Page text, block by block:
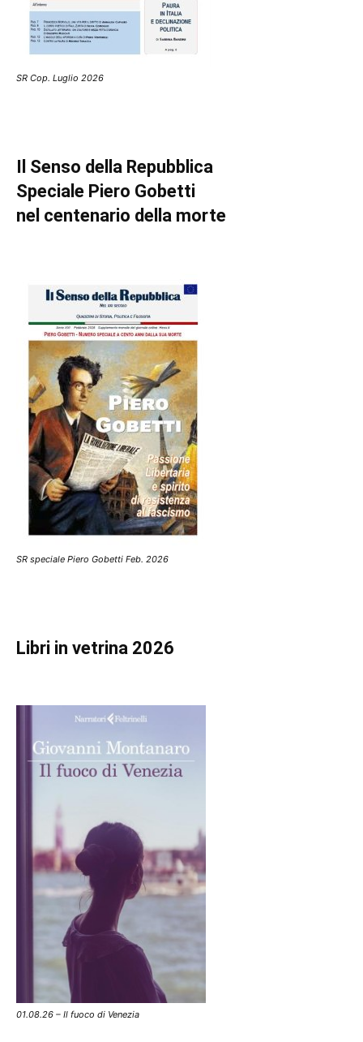
SR Cop. Luglio 2026
Il Senso della Repubblica
Speciale Piero Gobetti
nel centenario della morte
SR speciale Piero Gobetti Feb. 2026
Libri in vetrina 2026
01.08.26 – Il fuoco di Venezia